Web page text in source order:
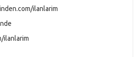
ilanlarim
ilanlarim